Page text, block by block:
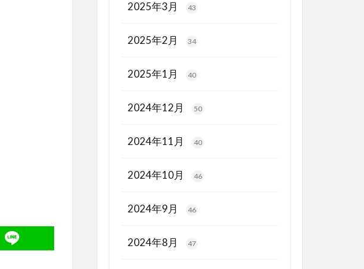
2025年3月 43
2025年2月 34
2025年1月 40
2024年12月 50
2024年11月 40
2024年10月 46
2024年9月 46
2024年8月 47